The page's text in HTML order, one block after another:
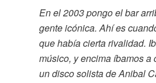
En el 2003 pongo el bar
gente icónica. Ahí es
que había cierta rivalidad.
músico, y encima íbamos
un disco solista de Anibal